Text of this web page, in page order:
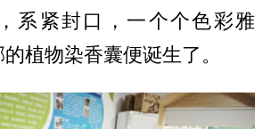
系紧封口，一个个色彩雅
植物染香囊便诞生了。